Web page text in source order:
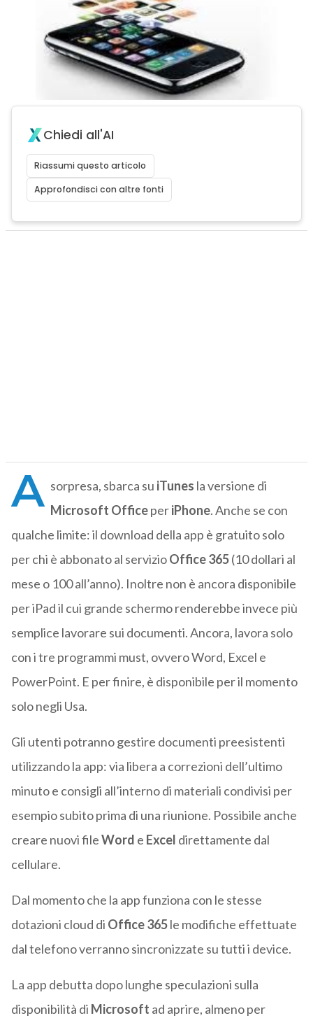
Chiedi all'AI
Riassumi questo articolo
Approfondisci con altre fonti
A sorpresa, sbarca su iTunes la versione di
Microsoft OfficeperiPhone. Anche se con
qualche limite: il download della app è gratuito solo
per chi è abbonato al servizioOffice 365(10 dollari al
mese o 100 all’anno). Inoltre non è ancora disponibile
per iPad il cui grande schermo renderebbe invece più
semplice lavorare sui documenti. Ancora, lavora solo
con i tre programmi must, ovvero Word, Excel e
PowerPoint. E per finire, è disponibile per il momento
solo negli Usa.
Gli utenti potranno gestire documenti preesistenti
utilizzando la app: via libera a correzioni dell’ultimo
minuto e consigli all’interno di materiali condivisi per
esempio subito prima di una riunione. Possibile anche
creare nuovi fileWord e Excel direttamente dal
cellulare.
Dal momento che la app funziona con le stesse
dotazioni cloud di Office 365le modifiche effettuate
dal telefono verranno sincronizzate su tutti i device.
La app debutta dopo lunghe speculazioni sulla
disponibilità di Microsoft ad aprire, almeno per